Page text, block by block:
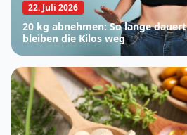
22. Juli 2026
20 kg abnehmen: So lange
bleiben die Kilos weg